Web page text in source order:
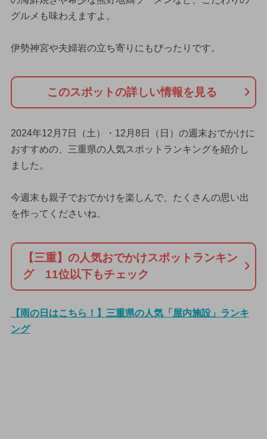
グルメも味わえますよ。
伊勢神宮や夫婦岩の立ち寄りにもぴったりです。
このスポットの詳しい情報を見る
2024年12月7日（土）・12月8日（日）の週末おでかけに
おすすめの、三重県の人気スポットランキングを紹介し
ました。
今週末も親子でおでかけを楽しんで、たくさんの思い出
を作ってくださいね。
【三重】の人気おでかけスポットランキン
グ 11位以下もチェック
【雨の日はこちら！】三重県の人気「屋内施設」ランキ
ング